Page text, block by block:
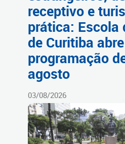
receptivo e
prática: Escola
de Curitiba
programação
agosto
03/08/2026